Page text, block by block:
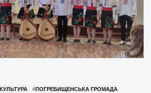
КУЛЬТУРА #ПОГРЕБИЩЕНСЬКА ГРОМАДА